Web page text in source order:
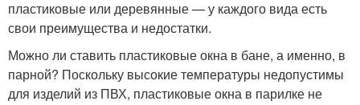
пластиковые или деревянные — у каждого вида есть
свои преимущества и недостатки.
Можно ли ставить пластиковые окна в бане, а именно, в
парной? Поскольку высокие температуры недопустимы
для изделий из ПВХ, пластиковые окна в парилке не